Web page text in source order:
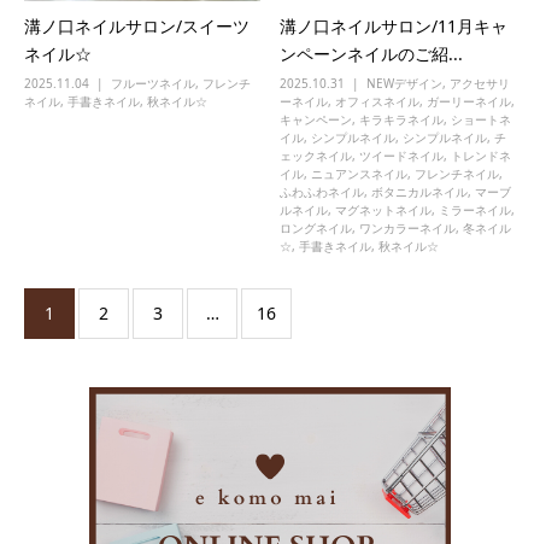
溝ノ口ネイルサロン/スイーツ
ネイル☆
2025.11.04 フルーツネイル, フレンチ
ネイル, 手書きネイル, 秋ネイル☆
溝ノ口ネイルサロン/11月キャ
ンペーンネイルのご紹...
2025.10.31 NEWデザイン, アクセサリ
ーネイル, オフィスネイル, ガーリーネイル,
キャンペーン, キラキラネイル, ショートネ
イル, シンプルネイル, シンプルネイル, チ
ェックネイル, ツイードネイル, トレンドネ
イル, ニュアンスネイル, フレンチネイル,
ふわふわネイル, ボタニカルネイル, マーブ
ルネイル, マグネットネイル, ミラーネイル,
ロングネイル, ワンカラーネイル, 冬ネイル
☆, 手書きネイル, 秋ネイル☆
1 2 3 … 16